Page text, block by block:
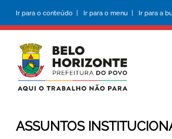
conteúdo
principal
Ir para o conteúdo | Ir para o menu | Ir para a
ASSUNTOS